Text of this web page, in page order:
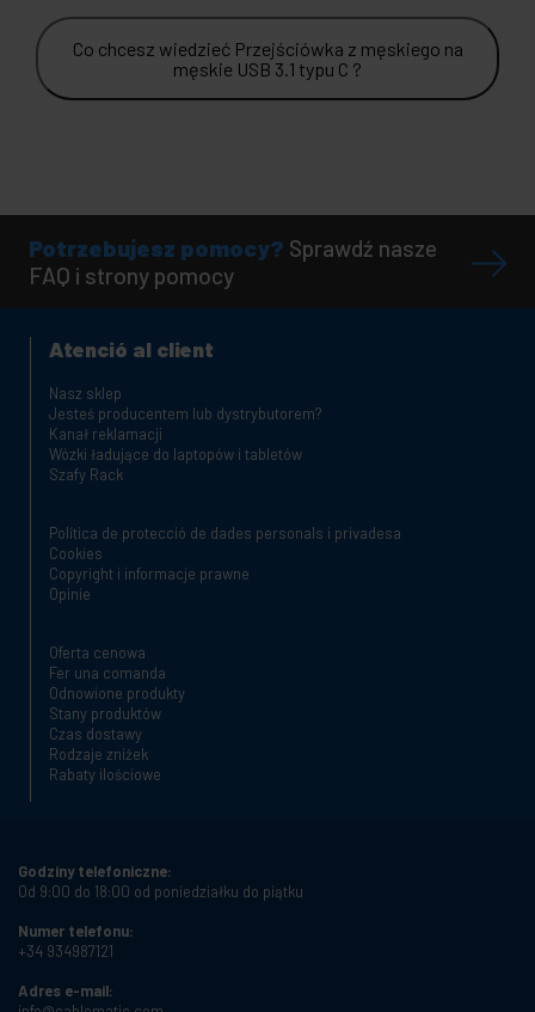
Co chcesz wiedzieć Przejściówka z męskiego na
męskie USB 3.1 typu C ?
Potrzebujesz pomocy? Sprawdź nasze
FAQ i strony pomocy
Atenció al client
Nasz sklep
Jesteś producentem lub dystrybutorem?
Kanał reklamacji
Wózki ładujące do laptopów i tabletów
Szafy Rack
Política de protecció de dades personals i privadesa
Cookies
Copyright i informacje prawne
Opinie
Oferta cenowa
Fer una comanda
Odnowione produkty
Stany produktów
Czas dostawy
Rodzaje zniżek
Rabaty ilościowe
Godziny telefoniczne:
Od 9:00 do 18:00 od poniedziałku do piątku
Numer telefonu:
+34 934987121
Adres e-mail: